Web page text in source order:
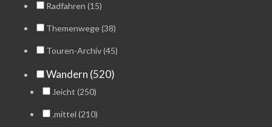
Radfahren (15)
Themenwege (38)
Touren-Archiv (45)
Wandern (520)
.leicht (250)
.mittel (210)